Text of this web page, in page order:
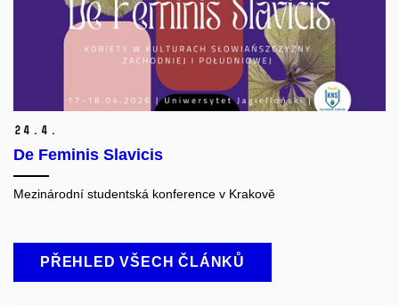
24. 4.
De Feminis Slavicis
Mezinárodní studentská konference v Krakově
PŘEHLED VŠECH ČLÁNKŮ